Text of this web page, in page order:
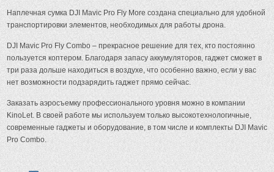
Наплечная сумка DJI Mavic Pro Fly More создана специально для удобной
транспортировки элементов, необходимых для работы дрона.
DJI Mavic Pro Fly Сombo – прекрасное решение для тех, кто постоянно
пользуется коптером. Благодаря запасу аккумуляторов, гаджет сможет в
три раза дольше находиться в воздухе, что особенно важно, если у вас
нет возможности подзарядить гаджет прямо сейчас.
Заказать аэросъемку профессионального уровня можно в компании
KinoLet. В своей работе мы используем только высокотехнологичные,
современные гаджеты и оборудование, в том числе и комплекты DJI Mavic
Pro Combo.